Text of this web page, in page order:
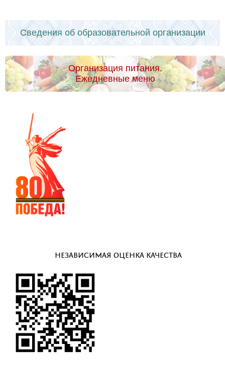
Сведения об образовательной организации
Организация питания.
Ежедневные меню
НЕЗАВИСИМАЯ ОЦЕНКА КАЧЕСТВА